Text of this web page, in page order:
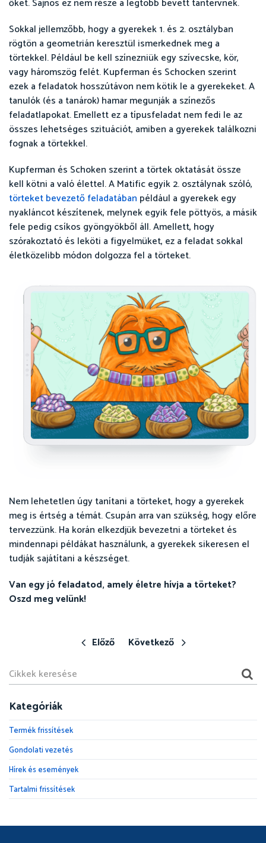
Sokkal jellemzőbb, hogy a gyerekek 1. és 2. osztályban
rögtön a geometrián keresztül ismerkednek meg a
törtekkel. Például be kell színezniük egy szívecske, kör,
vagy háromszög felét. Kupferman és Schocken szerint
ezek a feladatok hosszútávon nem kötik le a gyerekeket. A
tanulók (és a tanárok) hamar megunják a színezős
feladatlapokat. Emellett ez a típusfeladat nem fedi le az
összes lehetséges szituációt, amiben a gyerekek találkozni
fognak a törtekkel.
Kupferman és Schoken szerint a törtek oktatását össze
kell kötni a való élettel. A Matific egyik 2. osztálynak szóló,
törteket bevezető feladatában például a gyerekek egy
nyakláncot készítenek, melynek egyik fele pöttyös, a másik
fele pedig csíkos gyöngyökből áll. Amellett, hogy
szórakoztató és leköti a figyelmüket, ez a feladat sokkal
életközelibb módon dolgozza fel a törteket.
Nem lehetetlen úgy tanítani a törteket, hogy a gyerekek
meg is értség a témát. Csupán arra van szükség, hogy előre
tervezzünk. Ha korán elkezdjük bevezetni a törteket és
mindennapi példákat használunk, a gyerekek sikeresen el
tudják sajátítani a készséget.
Van egy jó feladatod, amely életre hívja a törteket?
Oszd meg velünk!
Előző Következő
Kategóriák
Termék frissítések
Gondolati vezetés
Hírek és események
Tartalmi frissítések